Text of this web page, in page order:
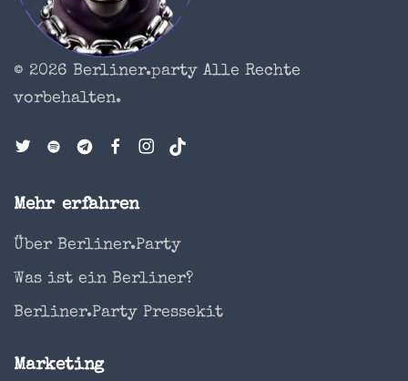
© 2026 Berliner.party Alle Rechte
vorbehalten.
Mehr erfahren
Über Berliner.Party
Was ist ein Berliner?
Berliner.Party Pressekit
Marketing